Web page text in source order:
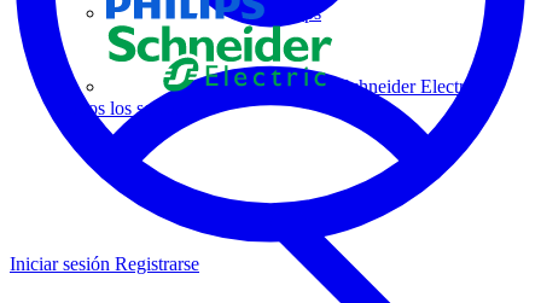
Philips
Schneider Electric
Todos los socios
Iniciar sesión Registrarse